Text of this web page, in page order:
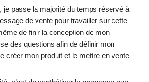
je passe la majorité du temps réservé à
de vente pour travailler sur cette
de finir la conception de mon
des questions afin de définir mon
créer mon produit et le mettre en vente.